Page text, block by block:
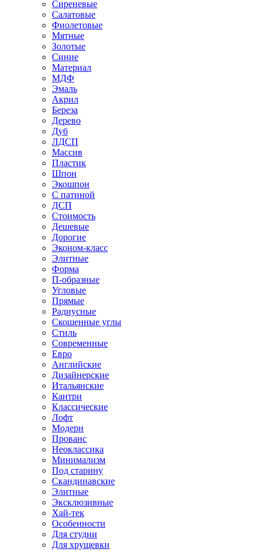
Сиреневые
Салатовые
Фиолетовые
Мятные
Золотые
Синие
Материал
МДФ
Эмаль
Акрил
Береза
Дерево
Дуб
ЛДСП
Массив
Пластик
Шпон
Экошпон
С патиной
ДСП
Стоимость
Дешевые
Дорогие
Эконом-класс
Элитные
Форма
П-образные
Угловые
Прямые
Радиусные
Скошенные углы
Стиль
Современные
Евро
Английские
Дизайнерские
Итальянские
Кантри
Классические
Лофт
Модерн
Прованс
Неоклассика
Минимализм
Под старину
Скандинавские
Элитные
Эксклюзивные
Хай-тек
Особенности
Для студии
Для хрущевки